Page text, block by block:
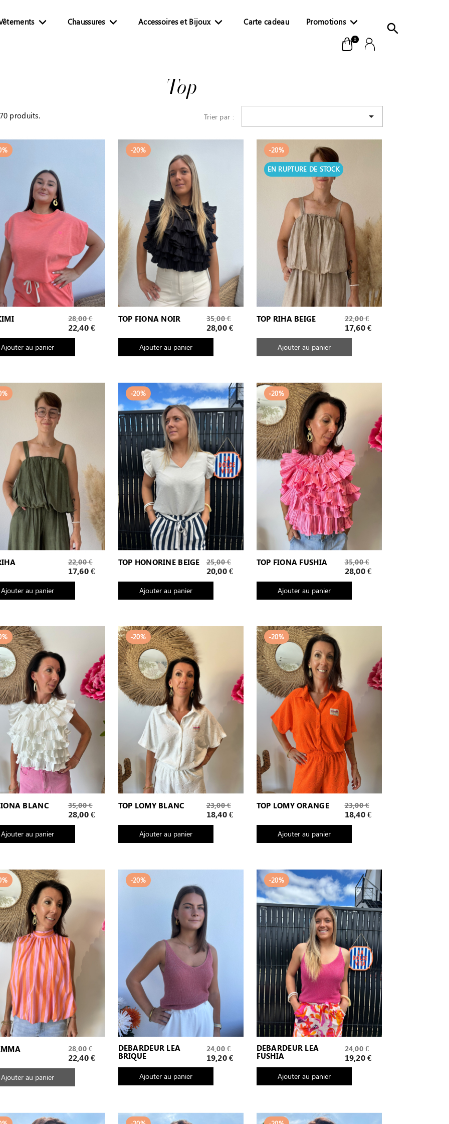
0
 
Chaussures 
Accessoires et Bijoux Carte cadeau 
Promotions 
Top
produits. Trier par : 
Prix
de
base
28,00 €
Prix
22,40 €
Ajouter au panier
TOP FIONA NOIR
Prix
de
base
35,00 €
Prix
28,00 €
Ajouter au panier
-20%
TOP RIHA BEIGE
Prix
de
base
22,00 €
Prix
17,60 €
Ajouter au panier
-20%
EN RUPTURE DE STOCK
Prix
de
base
22,00 €
Prix
17,60 €
Ajouter au panier
TOP HONORINE BEIGE
Prix
de
base
25,00 €
Prix
20,00 €
Ajouter au panier
-20%
TOP FIONA FUSHIA
Prix
de
base
35,00 €
Prix
28,00 €
Ajouter au panier
-20%
BLANC
Prix
de
base
35,00 €
Prix
28,00 €
Ajouter au panier
TOP LOMY BLANC
Prix
de
base
23,00 €
Prix
18,40 €
Ajouter au panier
-20%
TOP LOMY ORANGE
Prix
de
base
23,00 €
Prix
18,40 €
Ajouter au panier
-20%
Prix
de
base
28,00 €
Prix
22,40 €
Ajouter au panier
DEBARDEUR LEA
BRIQUE
Prix
de
base
24,00 €
Prix
19,20 €
Ajouter au panier
-20%
DEBARDEUR LEA
FUSHIA
Prix
de
base
24,00 €
Prix
19,20 €
Ajouter au panier
-20%